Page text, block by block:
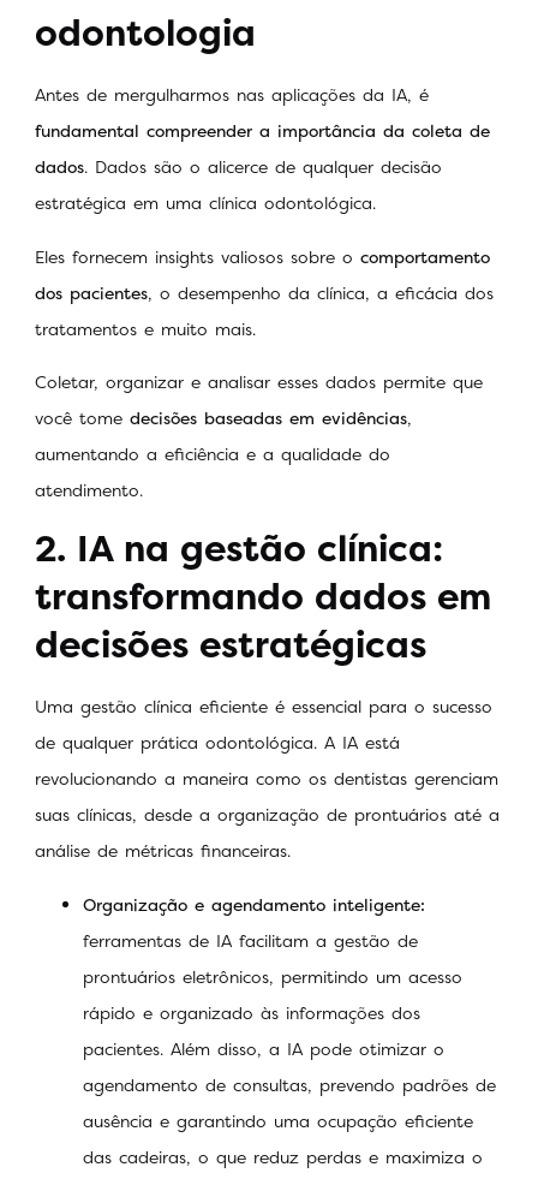
odontologia
Antes de mergulharmos nas aplicações da IA, é
fundamental compreender a importância da coleta de
dados. Dados são o alicerce de qualquer decisão
estratégica em uma clínica odontológica.
Eles fornecem insights valiosos sobre o comportamento
dos pacientes, o desempenho da clínica, a eficácia dos
tratamentos e muito mais.
Coletar, organizar e analisar esses dados permite que
você tome decisões baseadas em evidências,
aumentando a eficiência e a qualidade do
atendimento.
2. IA na gestão clínica:
transformando dados em
decisões estratégicas
Uma gestão clínica eficiente é essencial para o sucesso
de qualquer prática odontológica. A IA está
revolucionando a maneira como os dentistas gerenciam
suas clínicas, desde a organização de prontuários até a
análise de métricas financeiras.
Organização e agendamento inteligente:
ferramentas de IA facilitam a gestão de
prontuários eletrônicos, permitindo um acesso
rápido e organizado às informações dos
pacientes. Além disso, a IA pode otimizar o
agendamento de consultas, prevendo padrões de
ausência e garantindo uma ocupação eficiente
das cadeiras, o que reduz perdas e maximiza o